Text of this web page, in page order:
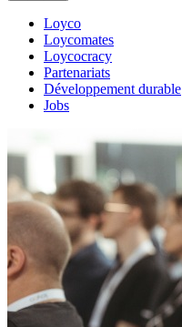
Loyco
Loycomates
Loycocracy
Partenariats
Développement durable
Jobs